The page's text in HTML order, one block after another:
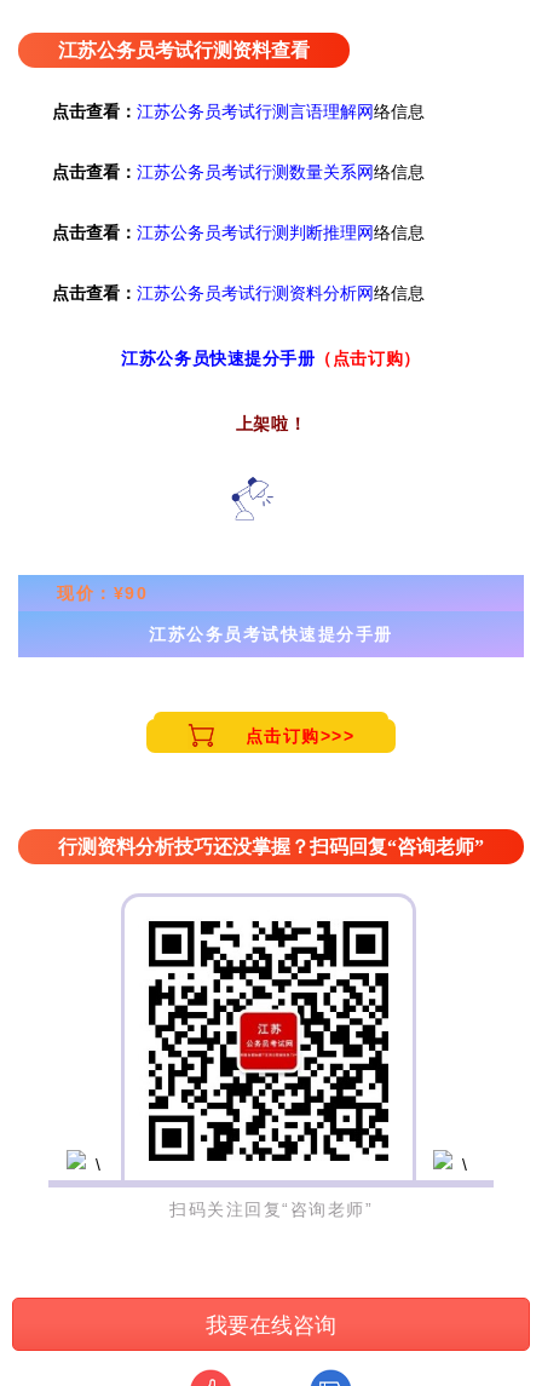
江苏公务员考试行测资料查看
点击查看： 江苏公务员考试行测言语理解网络信息
点击查看： 江苏公务员考试行测数量关系网络信息
点击查看： 江苏公务员考试行测判断推理网络信息
点击查看： 江苏公务员考试行测资料分析网络信息
江苏公务员快速提分手册 （点击订购）
上架啦！
现价： ¥90
江苏公务员考试快速提分手册
点击订购>>>
行测资料分析技巧还没掌握？扫码回复“咨询老师”
扫码关注回复“咨询老师”
我要在线咨询